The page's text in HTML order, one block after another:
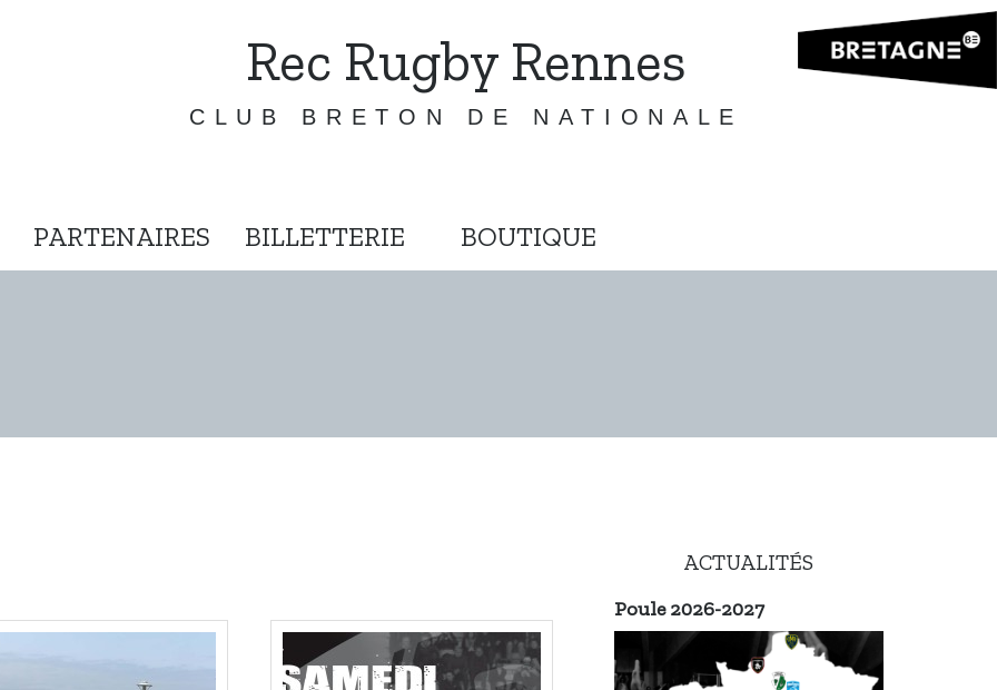
Rec Rugby Rennes
CLUB BRETON DE NATIONALE
PARTENAIRES BILLETTERIE BOUTIQUE
ACTUALITÉS
Poule 2026-2027